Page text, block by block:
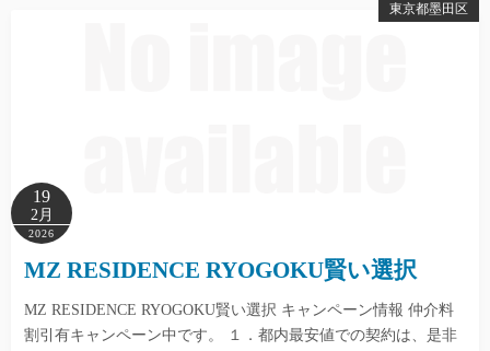
東京都墨田区
19
2月
2026
MZ RESIDENCE RYOGOKU賢い選択
MZ RESIDENCE RYOGOKU賢い選択 キャンペーン情報 仲介料
割引有キャンペーン中です。 １．都内最安値での契約は、是非